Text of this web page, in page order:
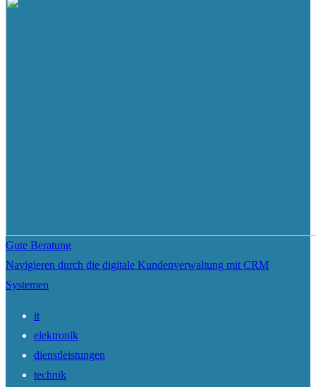
Gute Beratung
Navigieren durch die digitale Kundenverwaltung mit CRM
Systemen
it
elektronik
dienstleistungen
technik